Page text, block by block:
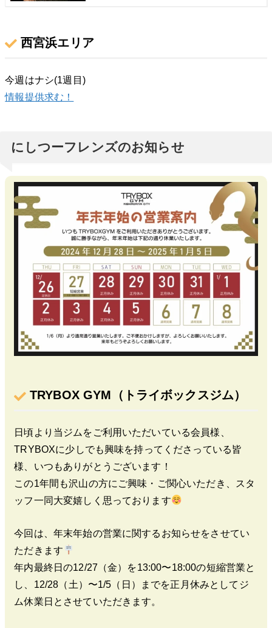
西宮浜エリア
今週はナシ(1週目)
情報提供求む！
にしつーフレンズのお知らせ
TRYBOX GYM（トライボックスジム）
日頃より当ジムをご利用いただいている会員様、
TRYBOXに少しでも興味を持ってくださっている皆
様、いつもありがとう ございます！
この1年間も沢山の方にご興味・ご関心いただき、スタ
ッフ一同大変嬉しく思っております
今回は、年末年始の営業に関するお知らせをさせてい
ただきます
年内最終日の12/27（金）を13:00〜18:00の短縮営業と
し、12/28（土）〜1/5（日）までを正月休みとしてジ
ム休業日とさせていただきます。